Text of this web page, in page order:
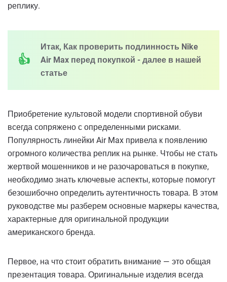
реплику.
Итак, Как проверить подлинность Nike
Air Max перед покупкой - далее в нашей
статье
Приобретение культовой модели спортивной обуви
всегда сопряжено с определенными рисками.
Популярность линейки Air Max привела к появлению
огромного количества реплик на рынке. Чтобы не стать
жертвой мошенников и не разочароваться в покупке,
необходимо знать ключевые аспекты, которые помогут
безошибочно определить аутентичность товара. В этом
руководстве мы разберем основные маркеры качества,
характерные для оригинальной продукции
американского бренда.
Первое, на что стоит обратить внимание — это общая
презентация товара. Оригинальные изделия всегда